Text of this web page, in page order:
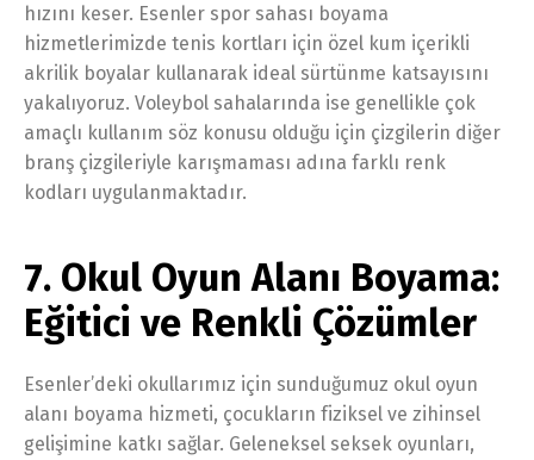
hızını keser. Esenler spor sahası boyama
hizmetlerimizde tenis kortları için özel kum içerikli
akrilik boyalar kullanarak ideal sürtünme katsayısını
yakalıyoruz. Voleybol sahalarında ise genellikle çok
amaçlı kullanım söz konusu olduğu için çizgilerin diğer
branş çizgileriyle karışmaması adına farklı renk
kodları uygulanmaktadır.
7. Okul Oyun Alanı Boyama:
Eğitici ve Renkli Çözümler
Esenler’deki okullarımız için sunduğumuz okul oyun
alanı boyama hizmeti, çocukların fiziksel ve zihinsel
gelişimine katkı sağlar. Geleneksel seksek oyunları,